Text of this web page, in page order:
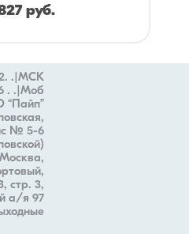
руб.
руб.
.|МСК
. .|Моб
№ 5-6
стр. 3,
а/я 97